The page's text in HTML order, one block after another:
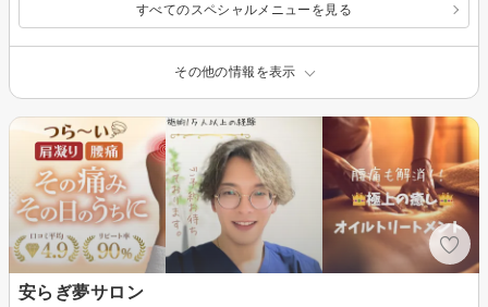
すべてのスペシャルメニューを見る
その他の情報を表示
安らぎ夢サロン